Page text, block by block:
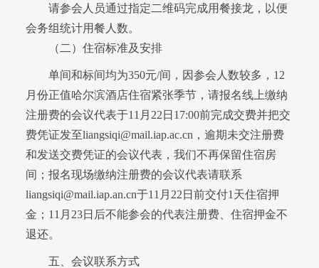
请参会人员通过指定二维码完成用餐接龙，以便
会务组统计用餐人数。
（二）住宿标准及安排
单间和标间均为350元/间，因参会人数较多，12
月份正值哈尔滨酒店住宿紧张季节，请报名线上缴纳
注册费的会议代表于11月22日17:00前完成交费并把交
费凭证发至liangsiqi@mail.iap.ac.cn，逾期未交注册费
和发送交费凭证的会议代表，我们不再保留住宿房
间；报名现场缴纳注册费的会议代表请联系
liangsiqi@mail.iap.an.cn于11月22日前交付1天住宿押
金；11月23日后不能参会的代表注册费、住宿押金不
退还。
五、会议联系方式